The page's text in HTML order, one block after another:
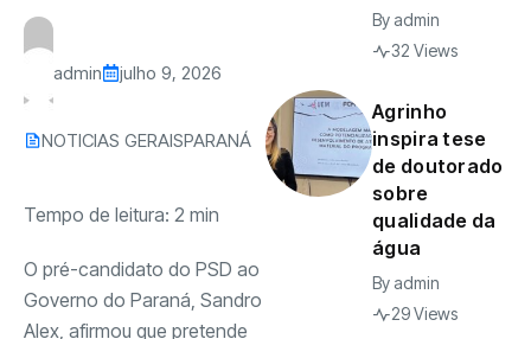
admin julho 9, 2026
NOTICIAS GERAISPARANÁ
Tempo de leitura: 2 min
O pré-candidato do PSD ao
Governo do Paraná, Sandro
Alex, afirmou que pretende
By admin
32 Views
Agrinho
inspira tese
de doutorado
sobre
qualidade da
água
By admin
29 Views